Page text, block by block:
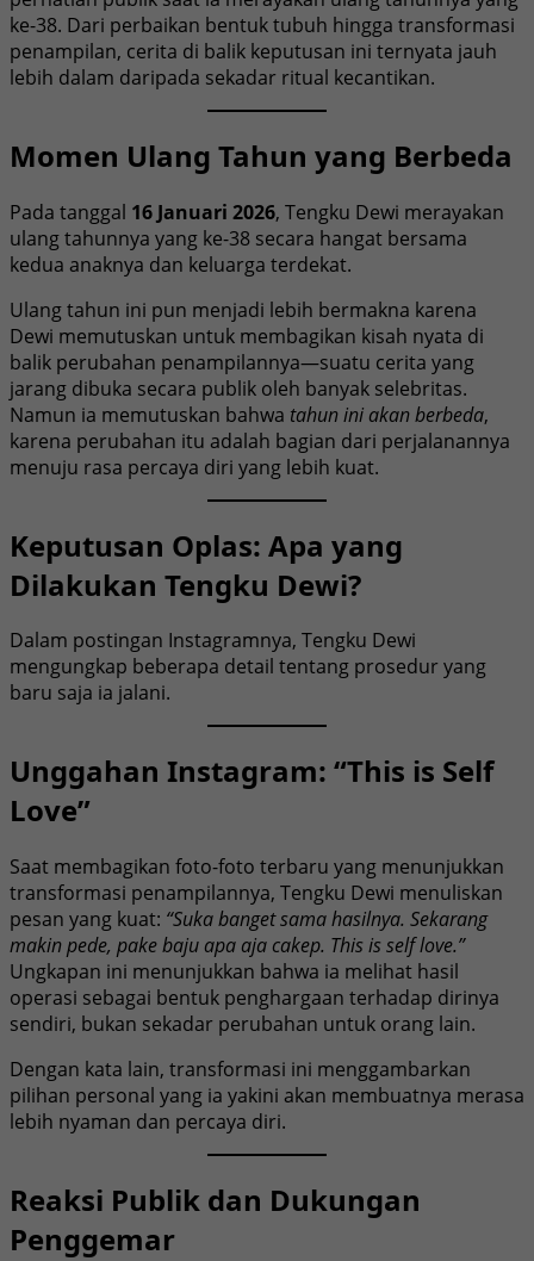
ke-38. Dari perbaikan bentuk tubuh hingga transformasi
penampilan, cerita di balik keputusan ini ternyata jauh
lebih dalam daripada sekadar ritual kecantikan.
Momen Ulang Tahun yang Berbeda
Pada tanggal 16 Januari 2026, Tengku Dewi merayakan
ulang tahunnya yang ke-38 secara hangat bersama
kedua anaknya dan keluarga terdekat.
Ulang tahun ini pun menjadi lebih bermakna karena
Dewi memutuskan untuk membagikan kisah nyata di
balik perubahan penampilannya—suatu cerita yang
jarang dibuka secara publik oleh banyak selebritas.
Namun ia memutuskan bahwa tahun ini akan berbeda,
karena perubahan itu adalah bagian dari perjalanannya
menuju rasa percaya diri yang lebih kuat.
Keputusan Oplas: Apa yang
Dilakukan Tengku Dewi?
Dalam postingan Instagramnya, Tengku Dewi
mengungkap beberapa detail tentang prosedur yang
baru saja ia jalani.
Unggahan Instagram: “This is Self
Love”
Saat membagikan foto-foto terbaru yang menunjukkan
transformasi penampilannya, Tengku Dewi menuliskan
pesan yang kuat: “Suka banget sama hasilnya. Sekarang
makin pede, pake baju apa aja cakep. This is self love.”
Ungkapan ini menunjukkan bahwa ia melihat hasil
operasi sebagai bentuk penghargaan terhadap dirinya
sendiri, bukan sekadar perubahan untuk orang lain.
Dengan kata lain, transformasi ini menggambarkan
pilihan personal yang ia yakini akan membuatnya merasa
lebih nyaman dan percaya diri.
Reaksi Publik dan Dukungan
Penggemar